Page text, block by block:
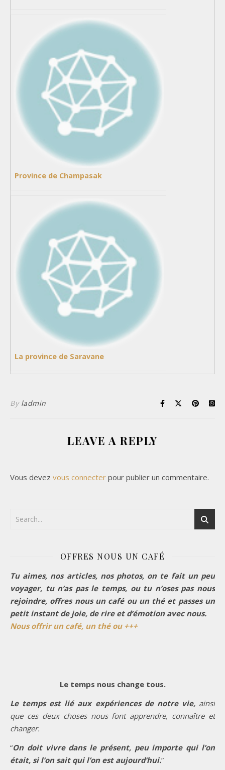
Province de Champasak
La province de Saravane
By ladmin
LEAVE A REPLY
Vous devez vous connecter pour publier un commentaire.
OFFRES NOUS UN CAFÉ
Tu aimes, nos articles, nos photos, on te fait un peu
voyager, tu n’as pas le temps, ou tu n’oses pas nous
rejoindre, offres nous un café ou un thé et passes un
petit instant de joie, de rire et d’émotion avec nous.
Nous offrir un café, un thé ou +++
Le temps nous change tous.
Le temps est lié aux expériences de notre vie, ainsi
que ces deux choses nous font apprendre, connaître et
changer.
“On doit vivre dans le présent, peu importe qui l’on
était, si l’on sait qui l’on est aujourd’hui.”